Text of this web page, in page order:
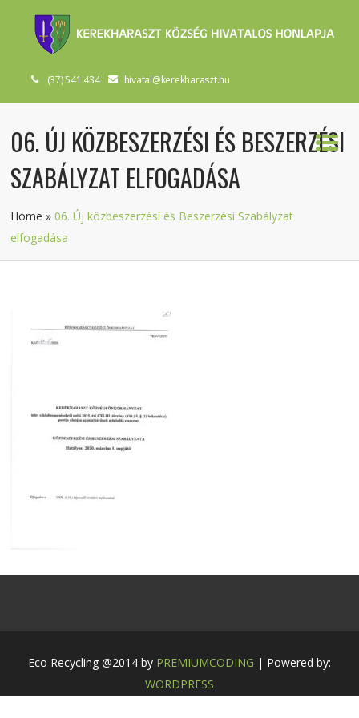
(37) 541 434 hivatal@kerekharaszt.hu
06. ÚJ KÖZBESZERZÉSI ÉS BESZERZÉSI
SZABÁLYZAT ELFOGADÁSA
Home »06. Új közbeszerzési és Beszerzési Szabályzat
elfogadása
Eco Recycling @2014 by PREMIUMCODING | Powered by:
WORDPRESS